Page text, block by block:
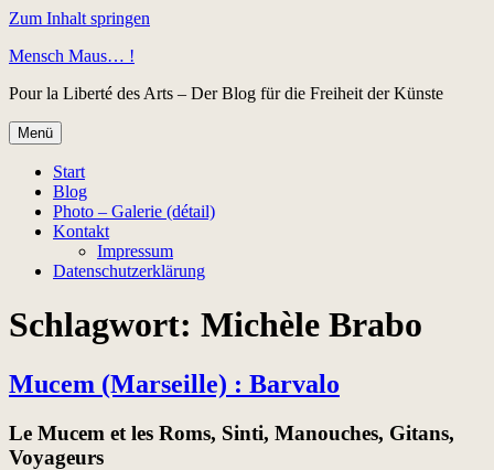
Zum Inhalt springen
Mensch Maus… !
Pour la Liberté des Arts – Der Blog für die Freiheit der Künste
Menü
Start
Blog
Photo – Galerie (détail)
Kontakt
Impressum
Datenschutzerklärung
Schlagwort: Michèle Brabo
Mucem (Marseille) : Barvalo
Le Mucem et les Roms, Sinti, Manouches, Gitans,
Voyageurs